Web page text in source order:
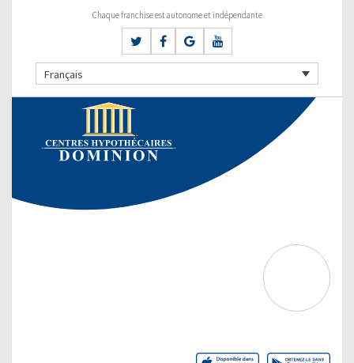
Chaque franchise est autonome et indépendante
Français